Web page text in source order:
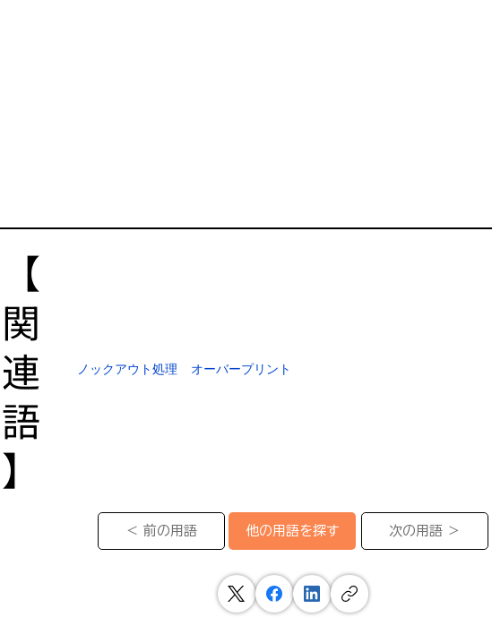
【​
関
連
語
】
ノックアウト処理 オーバープリント
＜ 前の用語 他の用語を探す 次の用語 ＞